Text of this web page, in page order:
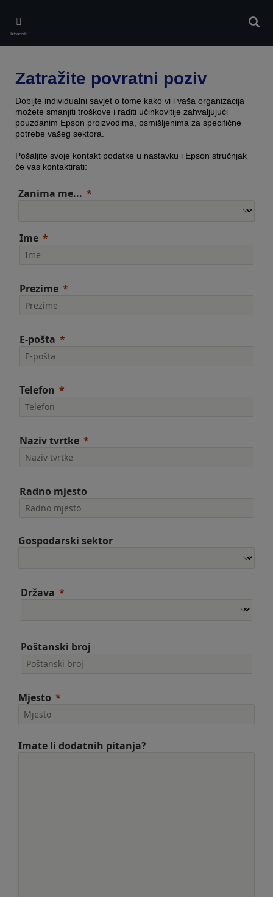
main
content
Izbornik
Zatražite povratni poziv
Dobijte individualni savjet o tome kako vi i vaša organizacija
možete smanjiti troškove i raditi učinkovitije zahvaljujući
pouzdanim Epson proizvodima, osmišljenima za specifične
potrebe vašeg sektora.
Pošaljite svoje kontakt podatke u nastavku i Epson stručnjak
će vas kontaktirati:
Zanima me...
Ime
Prezime
E-pošta
Telefon
Naziv tvrtke
Radno mjesto
Gospodarski sektor
Država
Poštanski broj
Mjesto
Imate li dodatnih pitanja?